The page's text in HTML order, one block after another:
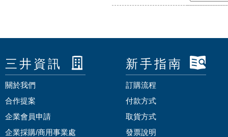
三井資訊
關於我們
合作提案
企業會員申請
企業採購/商用事業處
新手指南
訂購流程
付款方式
取貨方式
發票說明